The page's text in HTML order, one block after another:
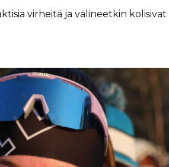
virheitä ja välineetkin